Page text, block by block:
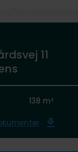
11
138 m²